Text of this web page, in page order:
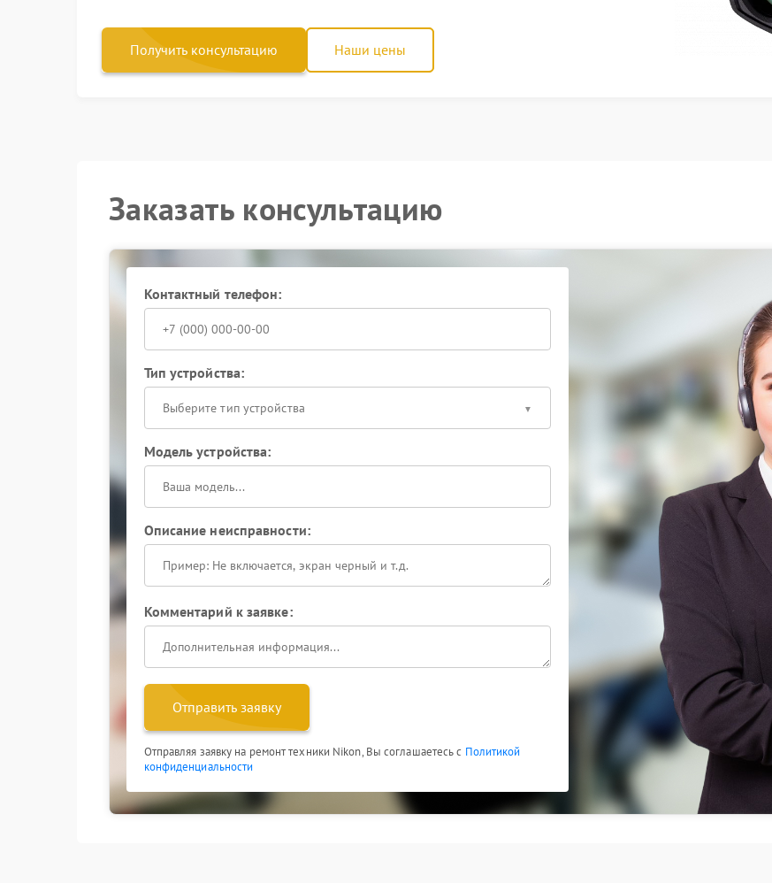
Получить консультацию Наши цены
Заказать консультацию
Контактный телефон:
Тип устройства:
Выберите тип устройства
Модель устройства:
Описание неисправности:
Комментарий к заявке:
Отправить заявку
Отправляя заявку на ремонт техники Nikon, Вы соглашаетесь с Политикой
конфиденциальности